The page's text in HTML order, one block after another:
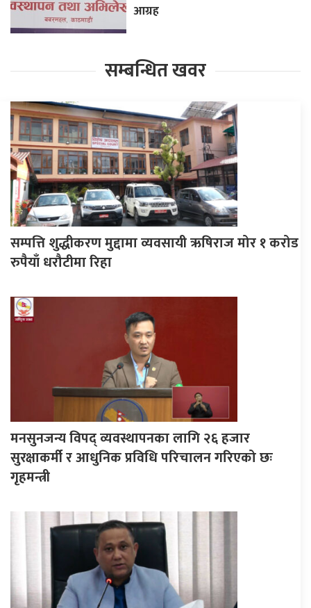
आग्रह
सम्बन्धित खवर
सम्पत्ति शुद्धीकरण मुद्दामा व्यवसायी ऋषिराज मोर १ करोड
रुपैयाँ धरौटीमा रिहा
मनसुनजन्य विपद् व्यवस्थापनका लागि २६ हजार
सुरक्षाकर्मी र आधुनिक प्रविधि परिचालन गरिएको छः
गृहमन्त्री